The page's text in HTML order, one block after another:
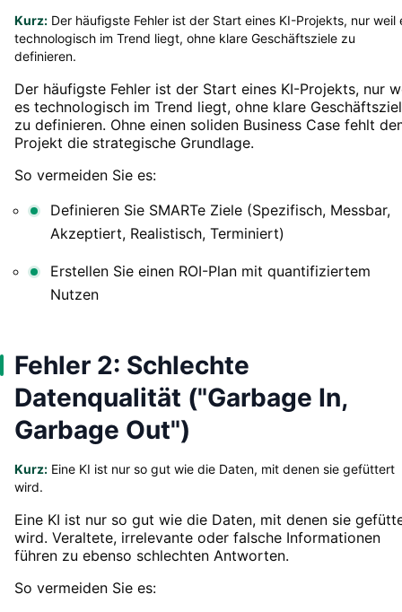
Kurz: Der häufigste Fehler ist der Start eines KI-Projekts, nur weil
technologisch im Trend liegt, ohne klare Geschäftsziele zu
definieren.
Der häufigste Fehler ist der Start eines KI-Projekts, nur
es technologisch im Trend liegt, ohne klare
zu definieren. Ohne einen soliden Business Case fehlt
Projekt die strategische Grundlage.
So vermeiden Sie es:
Definieren Sie SMARTe Ziele (Spezifisch, Messbar,
Akzeptiert, Realistisch, Terminiert)
Erstellen Sie einen ROI-Plan mit quantifiziertem
Nutzen
Fehler 2: Schlechte
Datenqualität ("Garbage In,
Garbage Out")
Kurz: Eine KI ist nur so gut wie die Daten, mit denen sie gefüttert
wird.
Eine KI ist nur so gut wie die Daten, mit denen sie
wird. Veraltete, irrelevante oder falsche Informationen
führen zu ebenso schlechten Antworten.
So vermeiden Sie es: